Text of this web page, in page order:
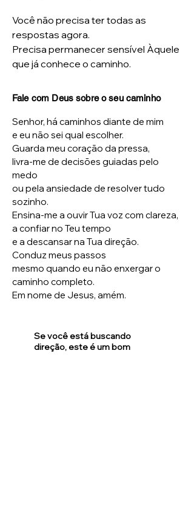
Você não precisa ter todas as
respostas agora.
Precisa permanecer sensível Àquele
que já conhece o caminho.
Fale com Deus sobre o seu caminho
Senhor, há caminhos diante de mim
e eu não sei qual escolher.
Guarda meu coração da pressa,
livra-me de decisões guiadas pelo
medo
ou pela ansiedade de resolver tudo
sozinho.
Ensina-me a ouvir Tua voz com clareza,
a confiar no Teu tempo
e a descansar na Tua direção.
Conduz meus passos
mesmo quando eu não enxergar o
caminho completo.
Em nome de Jesus, amém.
Se você está buscando
direção, este é um bom